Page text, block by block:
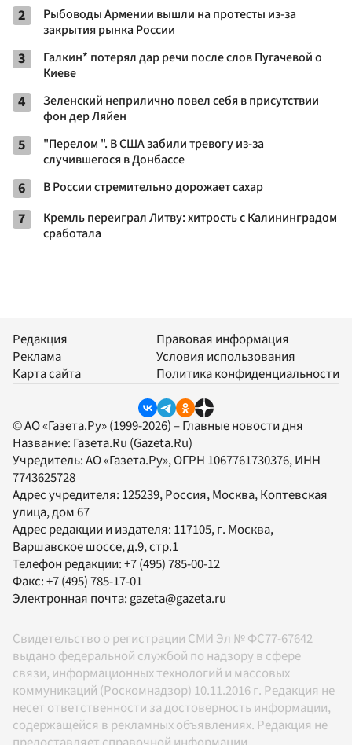
2
Рыбоводы Армении вышли на протесты из-за
закрытия рынка России
3
Галкин* потерял дар речи после слов Пугачевой о
Киеве
4
Зеленский неприлично повел cебя в присутствии
фон дер Ляйен
5
"Перелом ". В США забили тревогу из-за
случившегося в Донбассе
6 В России стремительно дорожает сахар
7
Кремль переиграл Литву: хитрость с Калининградом
сработала
Редакция
Реклама
Карта сайта
Правовая информация
Условия использования
Политика конфиденциальности
© АО «Газета.Ру» (1999-2026) – Главные новости дня
Название: Газета.Ru (Gazeta.Ru)
Учредитель:АО «Газета.Ру», ОГРН 1067761730376, ИНН
7743625728
Адрес учредителя: 125239, Россия, Москва, Коптевская
улица, дом 67
Адрес редакции и издателя: 117105, г. Москва,
Варшавское шоссе, д.9, стр.1
Телефон редакции:+7 (495) 785-00-12
Факс:+7 (495) 785-17-01
Электронная почта:gazeta@gazeta.ru
Свидетельство о регистрации СМИ Эл № ФС77-67642
выдано федеральной службой по надзору в сфере
связи, информационных технологий и массовых
коммуникаций (Роскомнадзор) 10.11.2016 г. Редакция не
несет ответственности за достоверность информации,
содержащейся в рекламных объявлениях. Редакция не